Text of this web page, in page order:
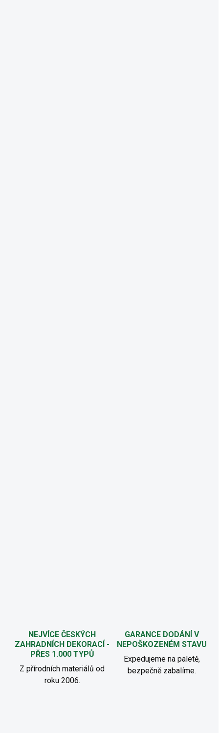
NEJVÍCE ČESKÝCH
ZAHRADNÍCH DEKORACÍ -
PŘES 1.000 TYPŮ
Z přírodních materiálů od
roku 2006.
GARANCE DODÁNÍ V
NEPOŠKOZENÉM STAVU
Expedujeme na paletě,
bezpečně zabalíme.